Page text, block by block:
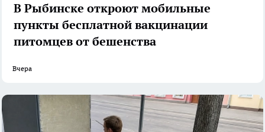
В Рыбинске откроют мобильные
пункты бесплатной вакцинации
питомцев от бешенства
Вчера